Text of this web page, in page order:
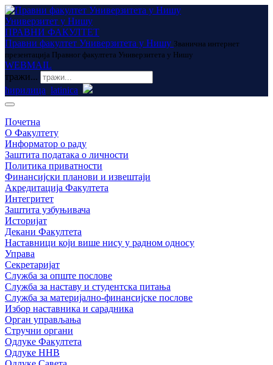
Универзитет у Нишу
ПРАВНИ ФАКУЛТЕТ
Правни факултет Универзитета у Нишу Званична интернет
презентација Правног факултета Универзитета у Нишу
WEBMAIL
тражи...
ћирилица latinica
Почетна
О Факултету
Информатор о раду
Заштита података о личности
Политика приватности
Финансијски планови и извештаји
Акредитација Факултета
Интегритет
Заштита узбуњивача
Историјат
Декани Факултета
Наставници који више нису у радном односу
Управа
Секретаријат
Служба за опште послове
Служба за наставу и студентска питања
Служба за материјално-финансијске послове
Избор наставника и сарадника
Oрган управљања
Стручни органи
Одлуке Факултета
Одлуке ННВ